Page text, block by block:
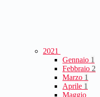
2021
Gennaio 1
Febbraio 2
Marzo 1
Aprile 1
Maggio